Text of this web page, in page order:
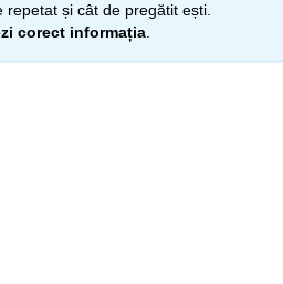
și cât de pregătit ești.
corect informația